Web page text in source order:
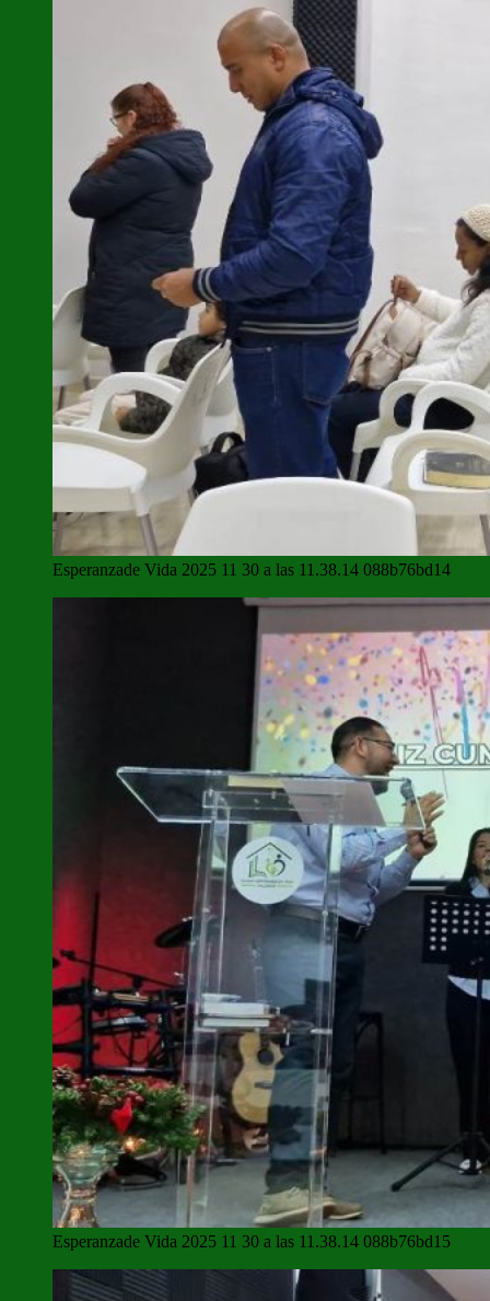
Esperanzade Vida 2025 11 30 a las 11.38.14 088b76bd14
Esperanzade Vida 2025 11 30 a las 11.38.14 088b76bd15